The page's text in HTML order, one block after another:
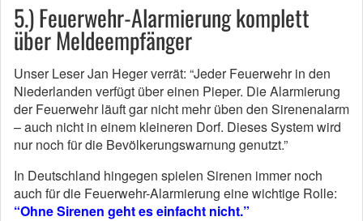
5.) Feuerwehr-Alarmierung komplett
über Meldeempfänger
Unser Leser Jan Heger verrät: “Jeder Feuerwehr in den
Niederlanden verfügt über einen Pieper. Die Alarmierung
der Feuerwehr läuft gar nicht mehr üben den Sirenenalarm
– auch nicht in einem kleineren Dorf. Dieses System wird
nur noch für die Bevölkerungswarnung genutzt.”
In Deutschland hingegen spielen Sirenen immer noch
auch für die Feuerwehr-Alarmierung eine wichtige Rolle:
“Ohne Sirenen geht es einfacht nicht.”